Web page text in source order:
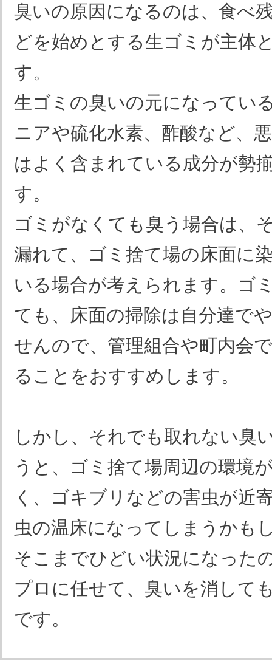
臭いの原因になるのは、食べ
どを始めとする生ゴミが主体
す。
生ゴミの臭いの元になってい
ニアや硫化水素、酢酸など、
はよく含まれている成分が勢
す。
ゴミがなくても臭う場合は、
漏れて、ゴミ捨て場の床面に
いる場合が考えられます。ゴ
ても、床面の掃除は自分達で
せんので、管理組合や町内会
ることをおすすめします。
しかし、それでも取れない臭
うと、ゴミ捨て場周辺の環境
く、ゴキブリなどの害虫が近
虫の温床になってしまうかも
そこまでひどい状況になった
プロに任せて、臭いを消して
です。